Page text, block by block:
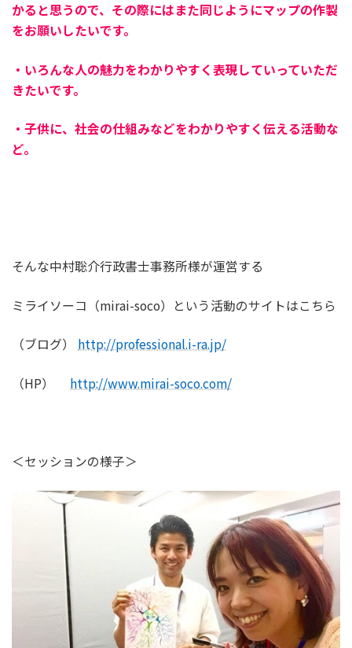
かると思うので、その際にはまた同じようにマップの作製
をお願いしたいです。
・いろんな人の魅力をわかりやすく表現していっていただ
きたいです。
・子供に、社会の仕組みなどをわかりやすく伝える活動な
ど。
そんな中村聡介行政書士事務所様が運営する
ミライソーコ（mirai-soco）という活動のサイトはこちら
（ブログ） http://professional.i-ra.jp/
（HP） http://www.mirai-soco.com/
＜セッションの様子＞